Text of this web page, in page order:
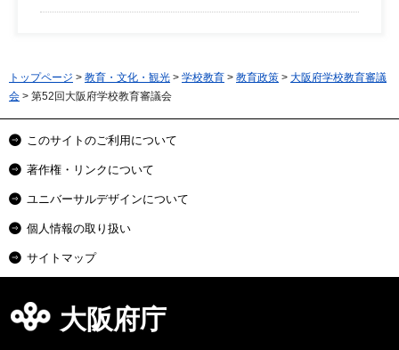
トップページ > 教育・文化・観光 > 学校教育 > 教育政策 > 大阪府学校教育審議
会 > 第52回大阪府学校教育審議会
このサイトのご利用について
著作権・リンクについて
ユニバーサルデザインについて
個人情報の取り扱い
サイトマップ
大阪府庁